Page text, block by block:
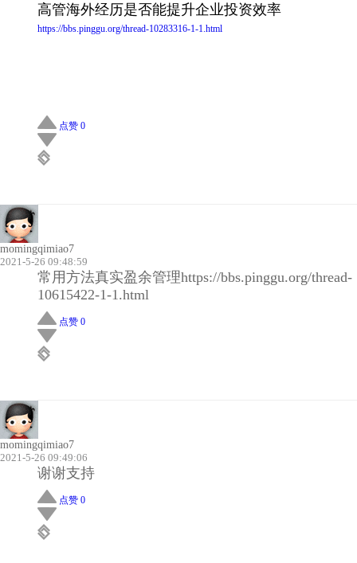
高管海外经历是否能提升企业投资效率
https://bbs.pinggu.org/thread-10283316-1-1.html
点赞 0
momingqimiao7
2021-5-26 09:48:59
常用方法真实盈余管理https://bbs.pinggu.org/thread-
10615422-1-1.html
点赞 0
momingqimiao7
2021-5-26 09:49:06
谢谢支持
点赞 0